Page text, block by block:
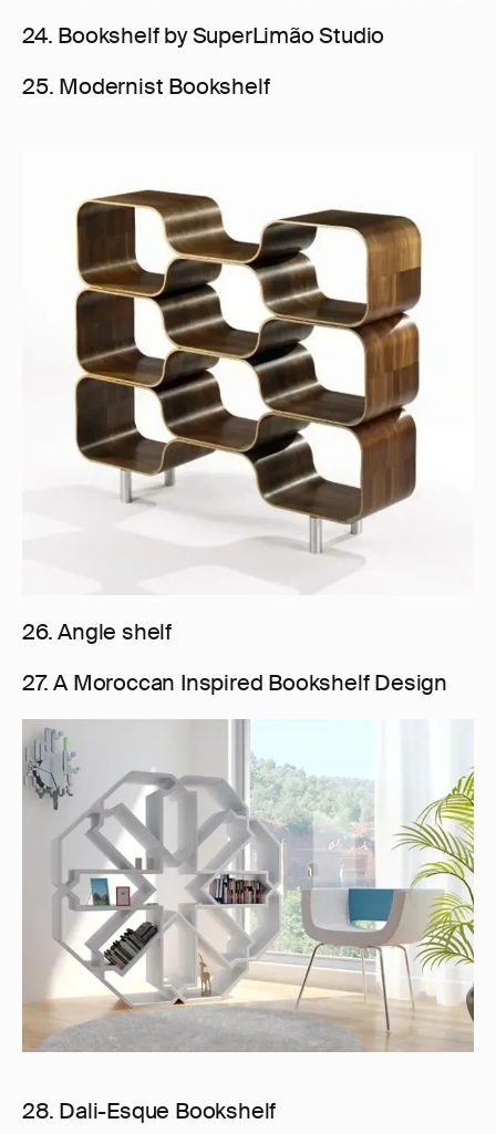
24. Bookshelf by SuperLimão Studio
25. Modernist Bookshelf
26. Angle shelf
27. A Moroccan Inspired Bookshelf Design
28. Dali-Esque Bookshelf